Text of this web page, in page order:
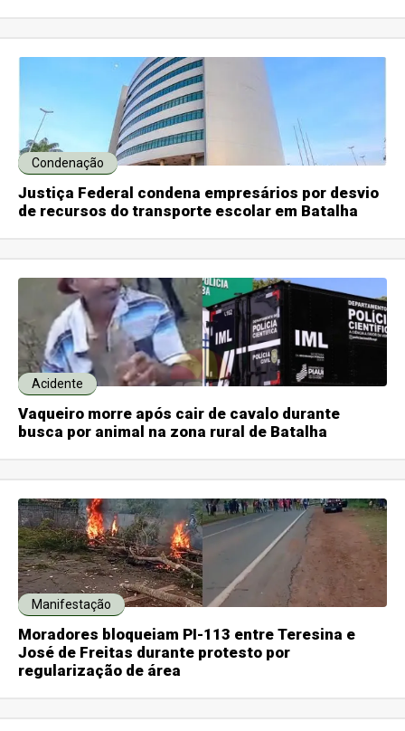
Condenação
Justiça Federal condena empresários por desvio
de recursos do transporte escolar em Batalha
Acidente
Vaqueiro morre após cair de cavalo durante
busca por animal na zona rural de Batalha
Manifestação
Moradores bloqueiam PI-113 entre Teresina e
José de Freitas durante protesto por
regularização de área